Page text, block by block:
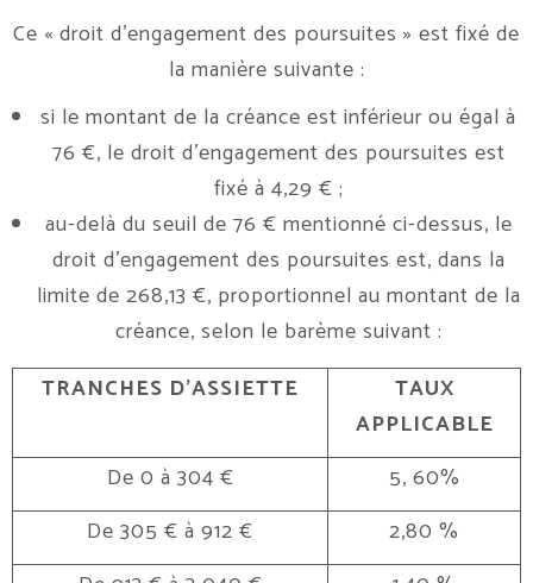
Ce « droit d’engagement des poursuites » est fixé de
la manière suivante :
si le montant de la créance est inférieur ou égal à
76 €, le droit d’engagement des poursuites est
fixé à 4,29 € ;
au-delà du seuil de 76 € mentionné ci-dessus, le
droit d’engagement des poursuites est, dans la
limite de 268,13 €, proportionnel au montant de la
créance, selon le barème suivant :
TRANCHES D’ASSIETTE
TAUX
APPLICABLE
De 0 à 304 €
5, 60%
De 305 € à 912 €
2,80 %